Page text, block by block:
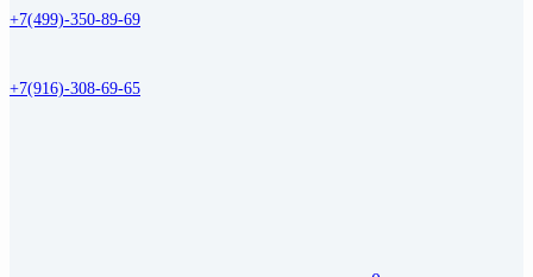
+7(499)-350-89-69
+7(916)-308-69-65